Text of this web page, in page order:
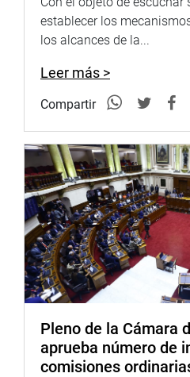
establecer los
los alcances de la...
Leer más >
Compartir
Pleno de la Cámara
aprueba número de
comisiones